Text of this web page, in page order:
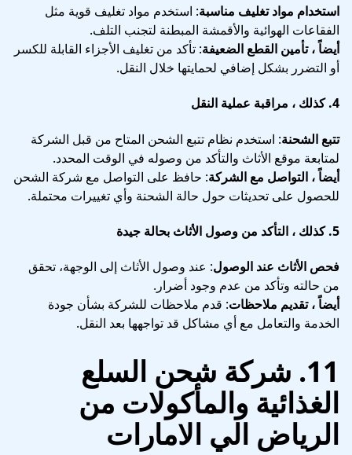
استخدام مواد تغليف مناسبة: استخدم مواد تغليف قوية مثل
الفقاعات الهوائية والأقمشة المبطنة لتجنب التلف.
أيضاً ، تأمين القطع الضعيفة: تأكد من تغليف الأجزاء القابلة للكسر
أو التضرر بشكل إضافي لحمايتها خلال النقل.
4. كذلك ، مراقبة عملية النقل
تتبع الشحنة: استخدم نظام تتبع الشحن المتاح من قبل الشركة
لمتابعة موقع الأثاث والتأكد من وصوله في الوقت المحدد.
أيضاً ، التواصل مع الشركة: حافظ على التواصل مع شركة الشحن
للحصول على تحديثات حول حالة الشحنة وأي تغييرات محتملة.
5. كذلك ، التأكد من وصول الأثاث بحالة جيدة
فحص الأثاث عند الوصول: عند وصول الأثاث إلى الوجهة، تحقق
من حالته وتأكد من عدم وجود أضرار.
أيضاً ، تقديم ملاحظات: قدم ملاحظات للشركة بشأن جودة
الخدمة والتعامل مع أي مشاكل قد تواجهها بعد النقل.
11. شركة شحن السلع
الغذائية والمأكولات من
الرياض الي الامارات